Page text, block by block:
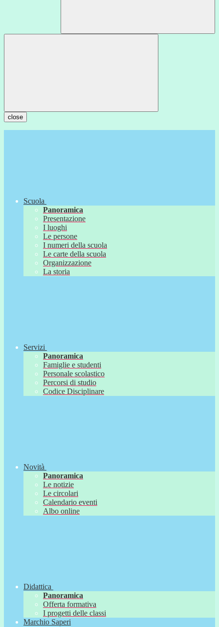
close
Scuola
Panoramica
Presentazione
I luoghi
Le persone
I numeri della scuola
Le carte della scuola
Organizzazione
La storia
Servizi
Panoramica
Famiglie e studenti
Personale scolastico
Percorsi di studio
Codice Disciplinare
Novità
Panoramica
Le notizie
Le circolari
Calendario eventi
Albo online
Didattica
Panoramica
Offerta formativa
I progetti delle classi
Marchio Saperi